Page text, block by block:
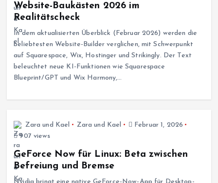
Website-Baukästen 2026 im
Realitätscheck
In dem aktualisierten Überblick (Februar 2026) werden die
beliebtesten Website-Builder verglichen, mit Schwerpunkt
auf Squarespace, Wix, Hostinger und Strikingly. Der Text
beleuchtet neue KI-Funktionen wie Squarespace
Blueprint/GPT und Wix Harmony,…
Zara und Kael Zara und Kael
Februar 1, 2026
907 views
GeForce Now für Linux: Beta zwischen
Befreiung und Bremse